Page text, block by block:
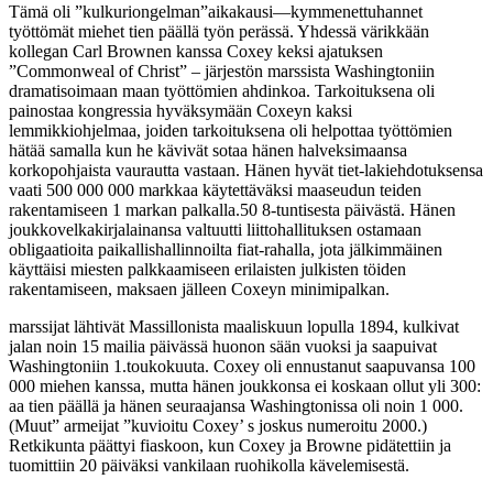
Tämä oli ”kulkuriongelman”aikakausi—kymmenettuhannet
työttömät miehet tien päällä työn perässä. Yhdessä värikkään
kollegan Carl Brownen kanssa Coxey keksi ajatuksen
”Commonweal of Christ” – järjestön marssista Washingtoniin
dramatisoimaan maan työttömien ahdinkoa. Tarkoituksena oli
painostaa kongressia hyväksymään Coxeyn kaksi
lemmikkiohjelmaa, joiden tarkoituksena oli helpottaa työttömien
hätää samalla kun he kävivät sotaa hänen halveksimaansa
korkopohjaista vaurautta vastaan. Hänen hyvät tiet-lakiehdotuksensa
vaati 500 000 000 markkaa käytettäväksi maaseudun teiden
rakentamiseen 1 markan palkalla.50 8-tuntisesta päivästä. Hänen
joukkovelkakirjalainansa valtuutti liittohallituksen ostamaan
obligaatioita paikallishallinnoilta fiat-rahalla, jota jälkimmäinen
käyttäisi miesten palkkaamiseen erilaisten julkisten töiden
rakentamiseen, maksaen jälleen Coxeyn minimipalkan.
marssijat lähtivät Massillonista maaliskuun lopulla 1894, kulkivat
jalan noin 15 mailia päivässä huonon sään vuoksi ja saapuivat
Washingtoniin 1.toukokuuta. Coxey oli ennustanut saapuvansa 100
000 miehen kanssa, mutta hänen joukkonsa ei koskaan ollut yli 300:
aa tien päällä ja hänen seuraajansa Washingtonissa oli noin 1 000.
(Muut” armeijat ”kuvioitu Coxey’ s joskus numeroitu 2000.)
Retkikunta päättyi fiaskoon, kun Coxey ja Browne pidätettiin ja
tuomittiin 20 päiväksi vankilaan ruohikolla kävelemisestä.